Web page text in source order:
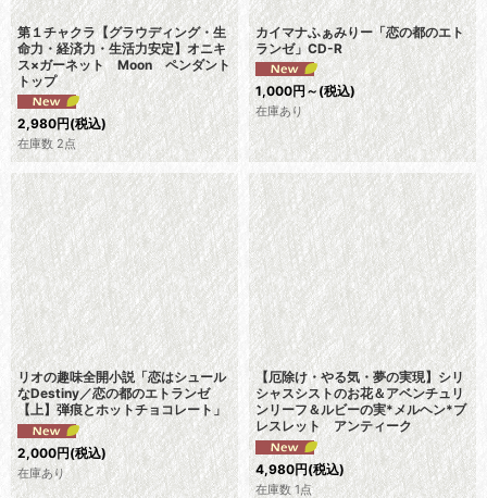
第１チャクラ【グラウディング・生
命力・経済力・生活力安定】オニキ
ス×ガーネット Moon ペンダント
トップ
2,980円(税込)
在庫数 2点
カイマナふぁみりー「恋の都のエト
ランゼ」CD-R
1,000円～(税込)
在庫あり
リオの趣味全開小説「恋はシュール
なDestiny／恋の都のエトランゼ
【上】弾痕とホットチョコレート」
2,000円(税込)
在庫あり
【厄除け・やる気・夢の実現】シリ
シャスシストのお花＆アベンチュリ
ンリーフ＆ルビーの実*メルヘン*ブ
レスレット アンティーク
4,980円(税込)
在庫数 1点